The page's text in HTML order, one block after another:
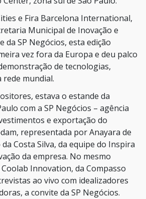
e Fira Barcelona International,
Municipal de Inovação e
da SP Negócios, esta edição
vez fora da Europa e deu palco
de tecnologias,
rede mundial.
estava o estande da
com a SP Negócios – agência
e exportação do
representada por Anayara de
Costa Silva, da equipe do Inspira
da empresa. No mesmo
Innovation, da Compasso
ao vivo com idealizadores
a convite da SP Negócios.